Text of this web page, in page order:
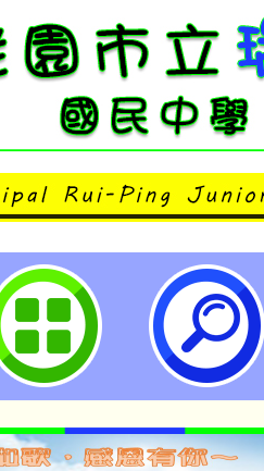
彰濱工業區服務
域水深危險，不
生勿至彰濱工業
全-桃園市立瑞坪